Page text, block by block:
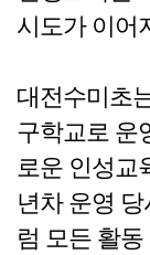
시도가 이어
대전수미초
구학교로 운
로운 인성교
년차 운영
럼 모든 활